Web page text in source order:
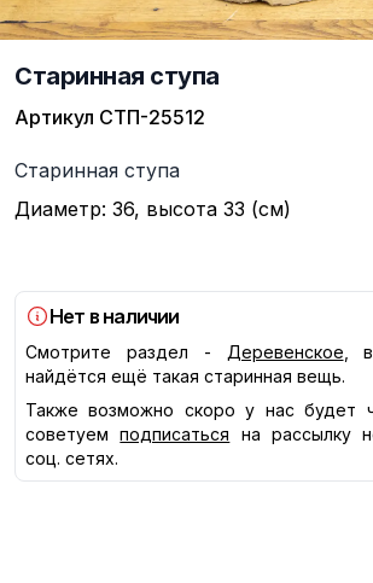
Старинная ступа
Артикул СТП-25512
Описание
Старинная ступа
Диаметр: 36, высота 33 (см)
Нет в наличии
Смотрите раздел - Деревенское ,
найдётся ещё такая старинная вещь.
Также возможно скоро у нас будет
советуем
подписаться
на рассылку
соц. сетях.